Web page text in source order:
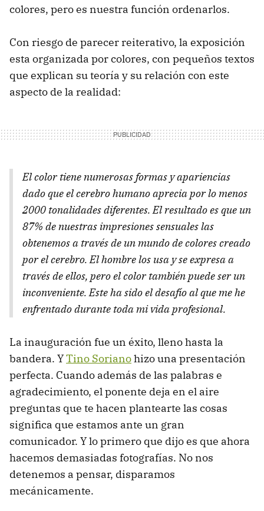
colores, pero es nuestra función ordenarlos.
Con riesgo de parecer reiterativo, la exposición
esta organizada por colores, con pequeños textos
que explican su teoría y su relación con este
aspecto de la realidad:
El color tiene numerosas formas y apariencias
dado que el cerebro humano aprecia por lo menos
2000 tonalidades diferentes. El resultado es que un
87% de nuestras impresiones sensuales las
obtenemos a través de un mundo de colores creado
por el cerebro. El hombre los usa y se expresa a
través de ellos, pero el color también puede ser un
inconveniente. Este ha sido el desafío al que me he
enfrentado durante toda mi vida profesional.
La inauguración fue un éxito, lleno hasta la
bandera. YTino Sorianohizo una presentación
perfecta. Cuando además de las palabras e
agradecimiento, el ponente deja en el aire
preguntas que te hacen plantearte las cosas
significa que estamos ante un gran
comunicador. Y lo primero que dijo es que ahora
hacemos demasiadas fotografías. No nos
detenemos a pensar, disparamos
mecánicamente.